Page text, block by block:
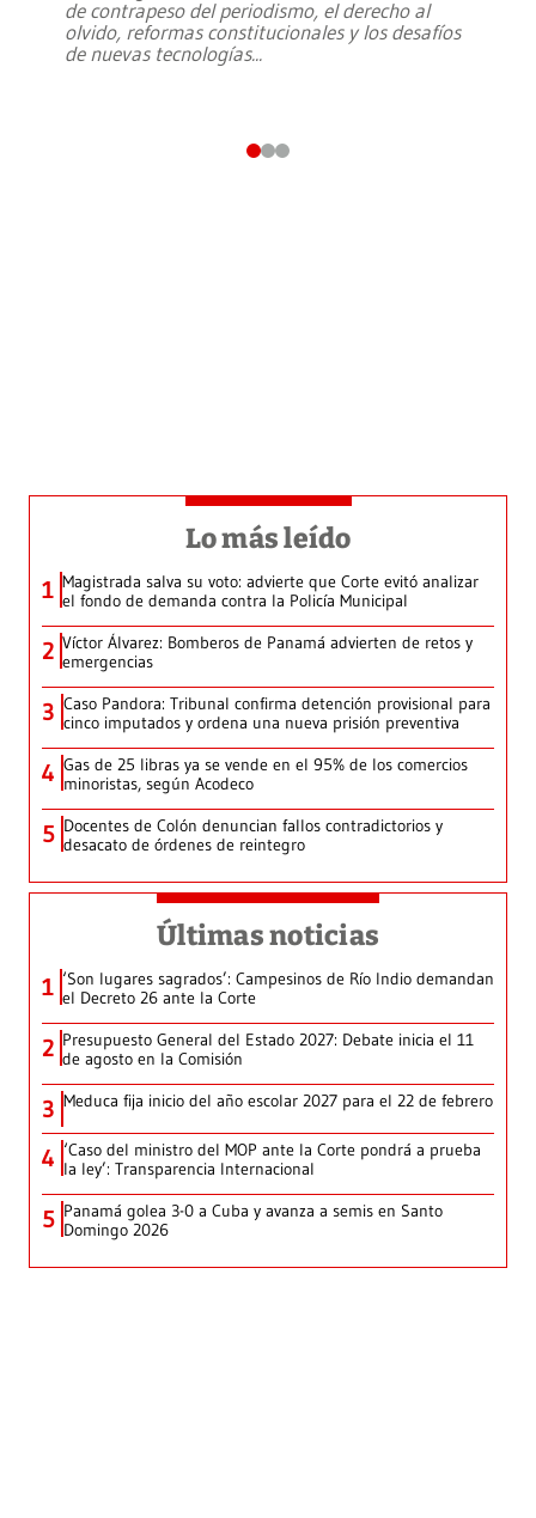
de contrapeso del periodismo, el derecho al
olvido, reformas constitucionales y los desafíos
de nuevas tecnologías...
Lo más leído
1 Magistrada salva su voto: advierte que Corte evitó analizar
el fondo de demanda contra la Policía Municipal
2 Víctor Álvarez: Bomberos de Panamá advierten de retos y
emergencias
3 Caso Pandora: Tribunal confirma detención provisional para
cinco imputados y ordena una nueva prisión preventiva
4 Gas de 25 libras ya se vende en el 95% de los comercios
minoristas, según Acodeco
5 Docentes de Colón denuncian fallos contradictorios y
desacato de órdenes de reintegro
Últimas noticias
1 ‘Son lugares sagrados’: Campesinos de Río Indio demandan
el Decreto 26 ante la Corte
2 Presupuesto General del Estado 2027: Debate inicia el 11
de agosto en la Comisión
3 Meduca fija inicio del año escolar 2027 para el 22 de febrero
4 ‘Caso del ministro del MOP ante la Corte pondrá a prueba
la ley’: Transparencia Internacional
5 Panamá golea 3-0 a Cuba y avanza a semis en Santo
Domingo 2026